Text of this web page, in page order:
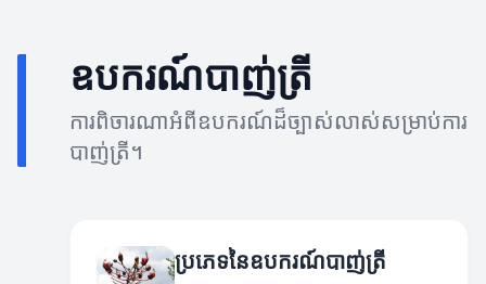
ឧបករណ៍បាញ់ត្រី
ការពិចារណាអំពីឧបករណ៍ដ៏ច្បាស់លាស់សម្រាប់ការ
បាញ់ត្រី។
ប្រភេទនៃឧបករណ៍បាញ់ត្រី